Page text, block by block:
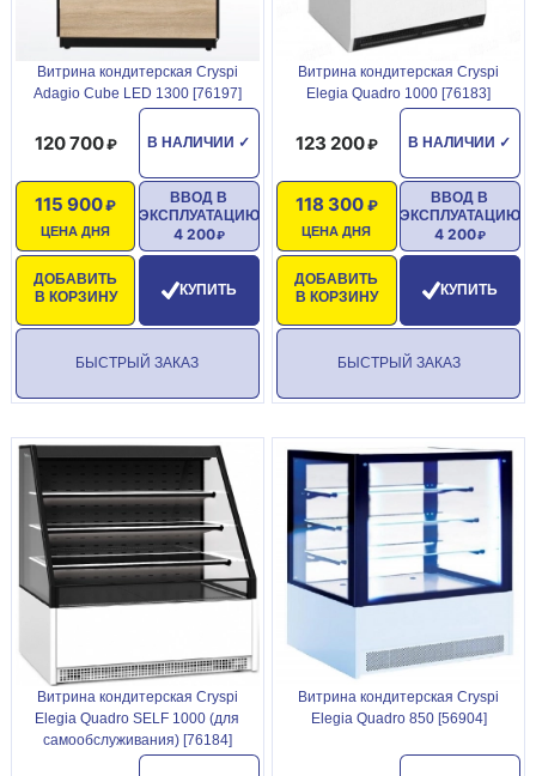
Витрина кондитерская Cryspi
Adagio Cube LED 1300 [76197]
В НАЛИЧИИ ✓
120 700
ЦЕНА ДНЯ
115 900
ДОБАВИТЬ
В КОРЗИНУ
ВВОД В
ЭКСПЛУАТАЦИЮ
4 200
КУПИТЬ
БЫСТРЫЙ ЗАКАЗ
Витрина кондитерская Cryspi
Elegia Quadro 1000 [76183]
В НАЛИЧИИ ✓
123 200
ЦЕНА ДНЯ
118 300
ДОБАВИТЬ
В КОРЗИНУ
ВВОД В
ЭКСПЛУАТАЦИЮ
4 200
КУПИТЬ
БЫСТРЫЙ ЗАКАЗ
Витрина кондитерская Cryspi
Elegia Quadro SELF 1000 (для
самообслуживания) [76184]
Витрина кондитерская Cryspi
Elegia Quadro 850 [56904]